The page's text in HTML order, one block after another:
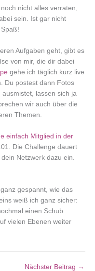
nicht alles verraten,
sein. Ist gar nicht
Aufgaben geht, gibt es
von mir, die dir dabei
gehe ich täglich kurz live
Du postest dann Fotos
lassen sich ja
wir auch über die
Themen.
einfach Mitglied in der
Die Challenge dauert
Netzwerk dazu ein.
gespannt, wie das
weiß ich ganz sicher:
einen Schub
vielen Ebenen weiter
Nächster Beitrag →